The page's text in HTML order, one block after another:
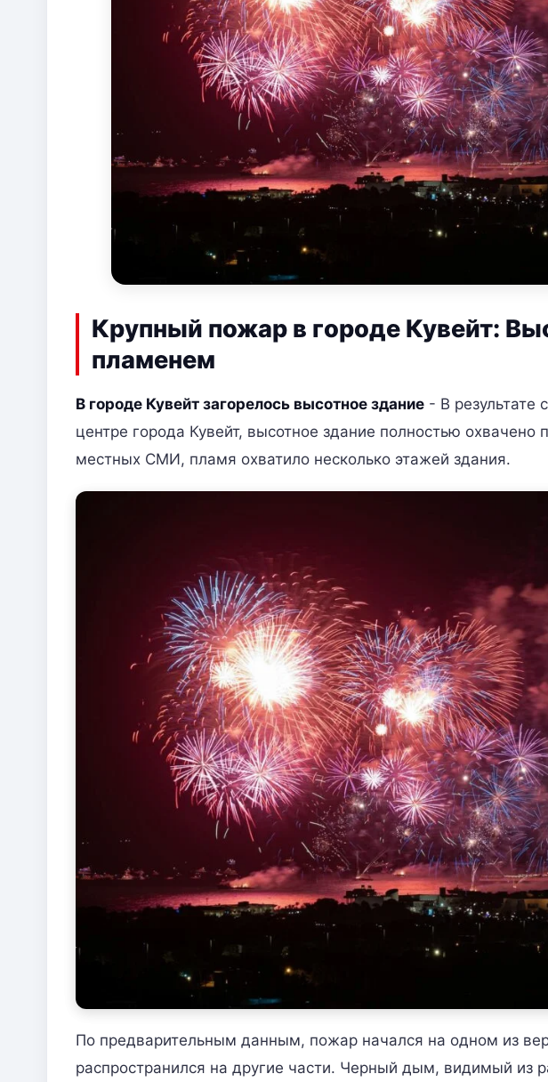
Крупный пожар в городе Кувейт:
пламенем
В городе Кувейт загорелось высотное здание - В результате
центре города Кувейт, высотное здание полностью
местных СМИ, пламя охватило несколько этажей здания.
По предварительным данным, пожар начался на одном из
распространился на другие части. Черный дым, видимый из